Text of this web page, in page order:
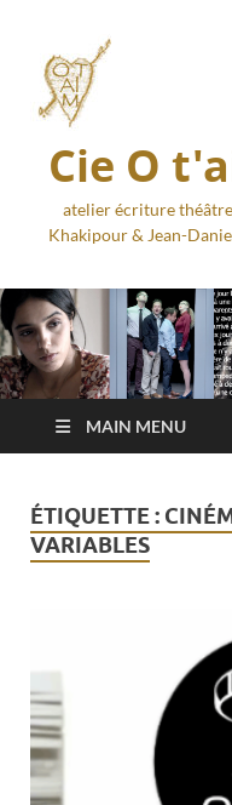
Cie O
atelier écriture
Khakipour & Jean-
MAIN MENU
ÉTIQUETTE :
VARIABLES